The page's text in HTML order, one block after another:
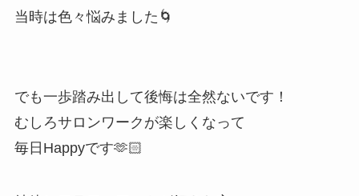
当時は色々悩みました🌀
でも一歩踏み出して後悔は全然ないです！
むしろサロンワークが楽しくなって
毎日Happyです🫶🏻